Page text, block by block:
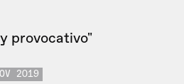
provocativo"
2019